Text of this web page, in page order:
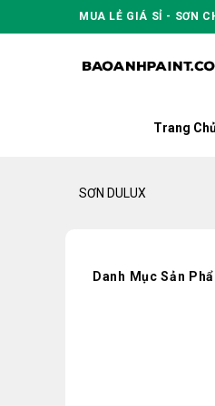
to
MUA LẺ GIÁ SỈ - SƠN
Trang
SƠN DULUX
Danh Mục Sản